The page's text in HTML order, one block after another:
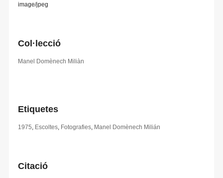
image/jpeg
Col·lecció
Manel Domènech Miliàn
Etiquetes
1975 Escoltes Fotografies Manel Domènech Milián
Citació